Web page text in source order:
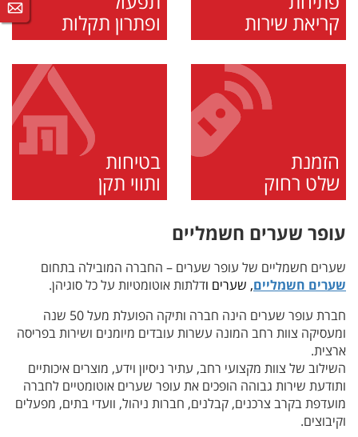
קריאת שירות
ופתרון תקלות
הזמנת
שלט רחוק
בטיחות
ותווי תקן
עופר שערים חשמליים
שערים חשמליים של עופר שערים – החברה המובילה בתחום
שערים חשמליים, שערים ודלתות אוטומטיות על כל סוגיהן.
חברת עופר שערים הינה חברה ותיקה הפועלת מעל 50 שנה
ומעסיקה צוות רחב המונה עשרות עובדים מיומנים ושירות בפריסה
ארצית.
השילוב של צוות מקצועי רחב, עתיר ניסיון וידע, מוצרים איכותיים
ותודעת שירות גבוהה הופכים את עופר שערים אוטומטיים לחברה
מועדפת בקרב צרכנים, קבלנים, חברות ניהול, וועדי בתים, מפעלים
וקיבוצים.